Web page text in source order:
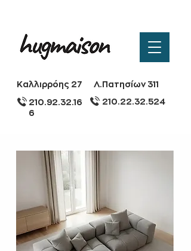
Καλλιρρόης 27
Λ.Πατησίων 311
210.92.32.16
6
210.22.32.524